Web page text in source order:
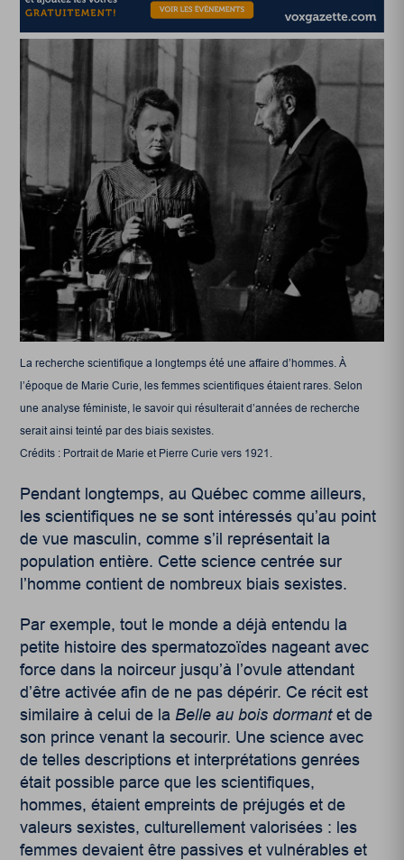
La recherche scientifique a longtemps été une affaire d’hommes. À
l’époque de Marie Curie, les femmes scientifiques étaient rares. Selon
une analyse féministe, le savoir qui résulterait d’années de recherche
serait ainsi teinté par des biais sexistes.
Crédits : Portrait de Marie et Pierre Curie vers 1921.
Pendant longtemps, au Québec comme ailleurs,
les scientifiques ne se sont intéressés qu’au point
de vue masculin, comme s’il représentait la
population entière. Cette science centrée sur
l’homme contient de nombreux biais sexistes.
Par exemple, tout le monde a déjà entendu la
petite histoire des spermatozoïdes nageant avec
force dans la noirceur jusqu’à l’ovule attendant
d’être activée afin de ne pas dépérir. Ce récit est
similaire à celui de la Belle au bois dormantet de
son prince venant la secourir. Une science avec
de telles descriptions et interprétations genrées
était possible parce que les scientifiques,
hommes, étaient empreints de préjugés et de
valeurs sexistes, culturellement valorisées : les
femmes devaient être passives et vulnérables et